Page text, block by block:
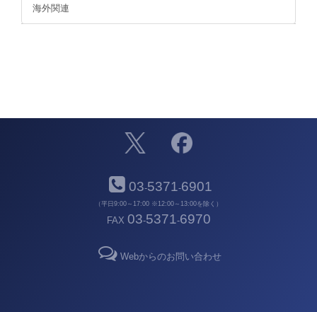
海外関連
03-5371-6901
（平日9:00～17:00 ※12:00～13:00を除く）
FAX 03-5371-6970
Webからのお問い合わせ